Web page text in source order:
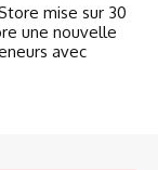
mise sur 30
une nouvelle
avec